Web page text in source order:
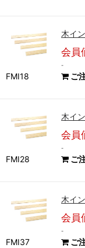
FMI18
木イ
会員
-
ご
FMI28
木イ
会員
-
ご
FMI37
木イ
会員
-
ご